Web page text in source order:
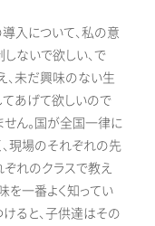
入について、私の意
ないで欲しい、で
、未だ興味のない生
てあげて欲しいので
ん。国が全国一律に
現場のそれぞれの先
れのクラスで教え
を一番よく知ってい
ると、子供達はその